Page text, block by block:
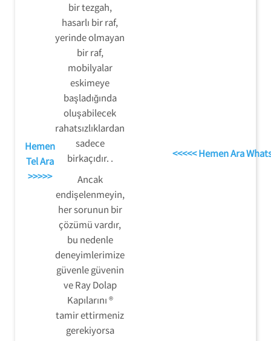
Hemen
Tel Ara
>>>>>
bir tezgah,
hasarlı bir raf,
yerinde olmayan
bir raf,
mobilyalar
eskimeye
başladığında
oluşabilecek
rahatsızlıklardan
sadece
birkaçıdır. .
Ancak
endişelenmeyin,
her sorunun bir
çözümü vardır,
bu nedenle
deneyimlerimize
güvenle güvenin
ve Ray Dolap
Kapılarını ®
tamir ettirmeniz
gerekiyorsa
<<<<< Hemen Ara